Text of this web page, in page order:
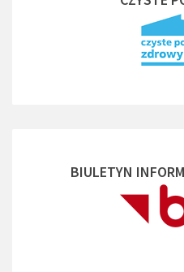
BIULETYN